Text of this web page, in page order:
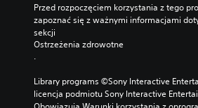
Przed rozpoczęciem korzystania z tego
zapoznać się z ważnymi informacjami
sekcji
Ostrzeżenia zdrowotne
.
Library programs ©Sony Interactive
licencja podmiotu Sony Interactive